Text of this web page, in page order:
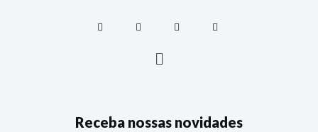
Receba nossas novidades